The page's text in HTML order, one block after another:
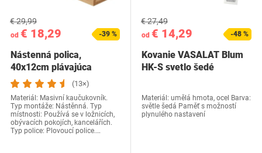
od € 18,29
€ 29,99
-39 %
Nástenná polica,
40x12cm plávajúca
drevená polica,
nástenná…
(13×)
Materiál: Masivní kaučukovník.
Typ montáže: Nástěnná. Typ
místnosti: Používá se v ložnicích,
obývacích pokojích, kancelářích.
Typ police: Plovoucí police.…
od € 14,29
€ 27,49
-48 %
Kovanie VASALAT Blum
HK-S svetlo šedé
Materiál: umělá hmota, ocel Barva:
světle šedá Paměť s možností
plynulého nastavení